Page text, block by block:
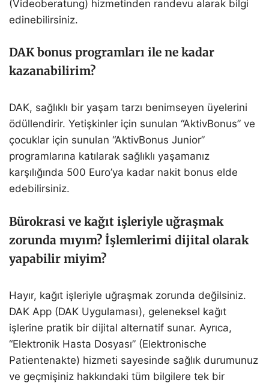
(Videoberatung) hizmetinden randevu alarak bilgi
edinebilirsiniz.
DAK bonus programları ile ne kadar
kazanabilirim?
DAK, sağlıklı bir yaşam tarzı benimseyen üyelerini
ödüllendirir. Yetişkinler için sunulan “AktivBonus” ve
çocuklar için sunulan “AktivBonus Junior”
programlarına katılarak sağlıklı yaşamanız
karşılığında 500 Euro’ya kadar nakit bonus elde
edebilirsiniz.
Bürokrasi ve kağıt işleriyle uğraşmak
zorunda mıyım? İşlemlerimi dijital olarak
yapabilir miyim?
Hayır, kağıt işleriyle uğraşmak zorunda değilsiniz.
DAK App (DAK Uygulaması), geleneksel kağıt
işlerine pratik bir dijital alternatif sunar. Ayrıca,
“Elektronik Hasta Dosyası” (Elektronische
Patientenakte) hizmeti sayesinde sağlık durumunuz
ve geçmişiniz hakkındaki tüm bilgilere tek bir